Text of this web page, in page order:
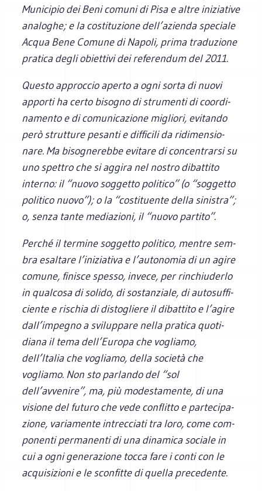
Muni­ci­pio dei Beni comuni di Pisa e altre ini­zia­tive
ana­lo­ghe; e la costi­tu­zione dell’azienda spe­ciale
Acqua Bene Comune di Napoli, prima tra­du­zione
pra­tica degli obiet­tivi dei refe­ren­dum del 2011.
Que­sto approc­cio aperto a ogni sorta di nuovi
apporti ha certo biso­gno di stru­menti di coor­di­
na­mento e di comu­ni­ca­zione migliori, evi­tando
però strut­ture pesanti e dif­fi­cili da ridi­men­sio­
nare. Ma biso­gne­rebbe evi­tare di con­cen­trarsi su
uno spet­tro che si aggira nel nostro dibat­tito
interno: il “nuovo sog­getto poli­tico” (o “sog­getto
poli­tico nuovo”); o la “costi­tuente della sini­stra”;
o, senza tante media­zioni, il “nuovo partito”.
Per­ché il ter­mine sog­getto poli­tico, men­tre sem­
bra esal­tare l’iniziativa e l’autonomia di un agire
comune, fini­sce spesso, invece, per rin­chiu­derlo
in qual­cosa di solido, di sostan­ziale, di auto­suf­fi­
ciente e rischia di disto­gliere il dibat­tito e l’agire
dall’impegno a svi­lup­pare nella pra­tica quo­ti­
diana il tema dell’Europa che vogliamo,
dell’Italia che vogliamo, della società che
vogliamo. Non sto par­lando del “sol
dell’avvenire”, ma, più mode­sta­mente, di una
visione del futuro che vede con­flitto e par­te­ci­pa­
zione, varia­mente intrec­ciati tra loro, come com­
po­nenti per­ma­nenti di una dina­mica sociale in
cui a ogni gene­ra­zione tocca fare i conti con le
acqui­si­zioni e le scon­fitte di quella precedente.